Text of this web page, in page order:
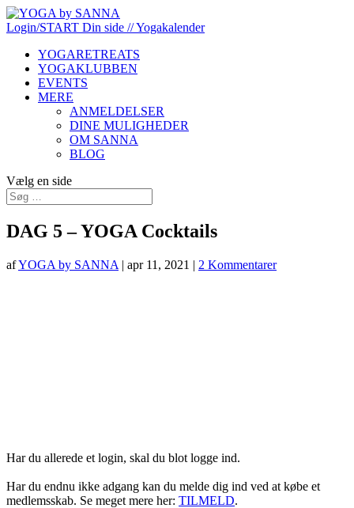
Login/START Din side // Yogakalender
YOGARETREATS
YOGAKLUBBEN
EVENTS
MERE
ANMELDELSER
DINE MULIGHEDER
OM SANNA
BLOG
Vælg en side
DAG 5 – YOGA Cocktails
afYOGA by SANNA | apr 11, 2021 | 2 Kommentarer
Har du allerede et login, skal du blot logge ind.
Har du endnu ikke adgang kan du melde dig ind ved at købe et
medlemsskab. Se meget mere her: TILMELD.